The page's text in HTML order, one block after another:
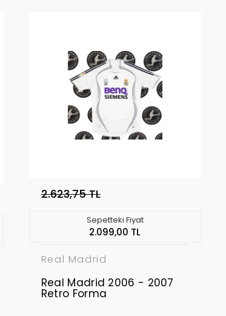
2.623,75 TL
Sepetteki Fiyat
2.099,00 TL
Real Madrid
Real Madrid 2006 - 2007
Retro Forma